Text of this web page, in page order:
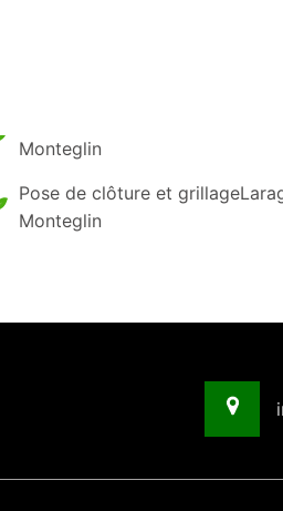
Monteglin
Pose de clôture et grillageLaragne
Monteglin